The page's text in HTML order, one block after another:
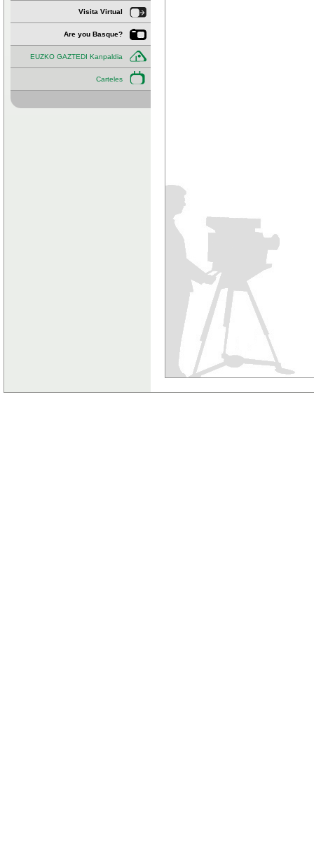
Visita Virtual
Are you Basque?
EUZKO GAZTEDI Kanpaldia
Carteles